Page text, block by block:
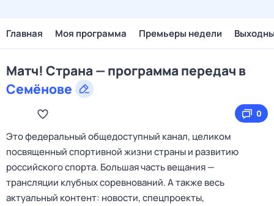
Главная Моя программа Премьеры недели
Матч! Страна — программа передач в
Семёнове
0
Это федеральный общедоступный канал, целиком
посвященный спортивной жизни страны и развитию
российского спорта. Большая часть вещания —
трансляции клубных соревнований. А также весь
актуальный контент: новости, спецпроекты,